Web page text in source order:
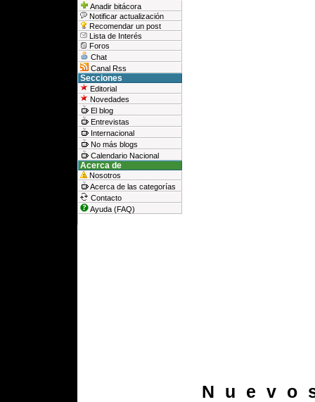
Anadir bitácora
Notificar actualización
Recomendar un post
Lista de Interés
Foros
Chat
Canal Rss
Secciones
Editorial
Novedades
El blog
Entrevistas
Internacional
No más blogs
Calendario Nacional
Acerca de
Nosotros
Acerca de las categorías
Contacto
Ayuda (FAQ)